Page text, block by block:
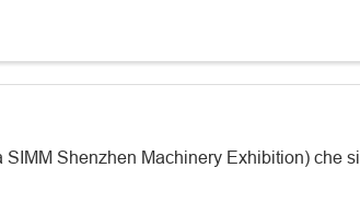
Shenzhen Machinery Exhibition) che si